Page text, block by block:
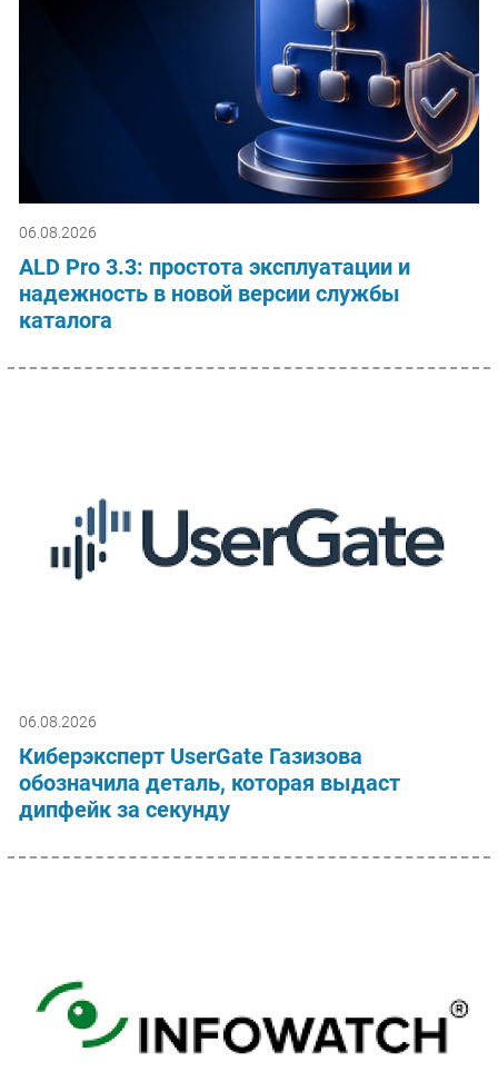
06.08.2026
ALD Pro 3.3: простота эксплуатации и
надежность в новой версии службы
каталога
06.08.2026
Киберэксперт UserGate Газизова
обозначила деталь, которая выдаст
дипфейк за секунду